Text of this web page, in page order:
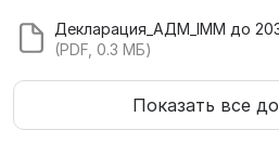
Декларация_АДМ_IMM до
(PDF, 0.3 МБ)
Показать все